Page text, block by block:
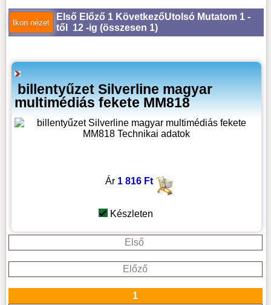
Első Előző 1 KövetkezőUtolsó Mutatom 1 -
től 12 -ig (összesen 1)
billentyűzet Silverline magyar
multimédiás fekete MM818
Ár 1 816 Ft
Készleten
Első
Előző
1